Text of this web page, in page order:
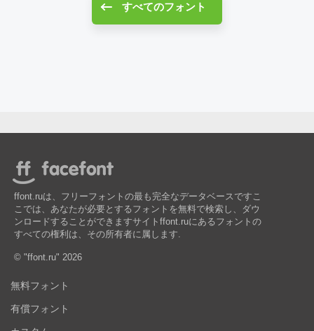
すべてのフォント
ffont.ruは、フリーフォントの最も完全なデータベースですこ
こでは、あなたが必要とするフォントを無料で検索し、ダウ
ンロードすることができますサイトffont.ruにあるフォントの
すべての権利は、その所有者に属します.
© "ffont.ru" 2026
無料フォント
有償フォント